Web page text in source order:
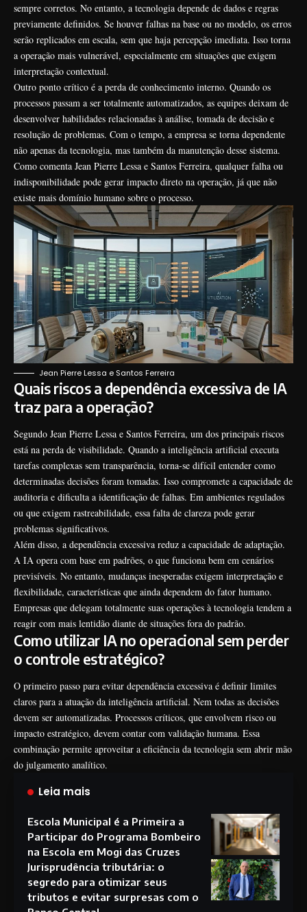
sempre corretos. No entanto, a tecnologia depende de dados e regras
previamente definidos. Se houver falhas na base ou no modelo, os erros
serão replicados em escala, sem que haja percepção imediata. Isso torna
a operação mais vulnerável, especialmente em situações que exigem
interpretação contextual.
Outro ponto crítico é a perda de conhecimento interno. Quando os
processos passam a ser totalmente automatizados, as equipes deixam de
desenvolver habilidades relacionadas à análise, tomada de decisão e
resolução de problemas. Com o tempo, a empresa se torna dependente
não apenas da tecnologia, mas também da manutenção desse sistema.
Como comenta Jean Pierre Lessa e Santos Ferreira, qualquer falha ou
indisponibilidade pode gerar impacto direto na operação, já que não
existe mais domínio humano sobre o processo.
Jean Pierre Lessa e Santos Ferreira
Quais riscos a dependência excessiva de IA
traz para a operação?
Segundo Jean Pierre Lessa e Santos Ferreira, um dos principais riscos
está na perda de visibilidade. Quando a inteligência artificial executa
tarefas complexas sem transparência, torna-se difícil entender como
determinadas decisões foram tomadas. Isso compromete a capacidade de
auditoria e dificulta a identificação de falhas. Em ambientes regulados
ou que exigem rastreabilidade, essa falta de clareza pode gerar
problemas significativos.
Além disso, a dependência excessiva reduz a capacidade de adaptação.
A IA opera com base em padrões, o que funciona bem em cenários
previsíveis. No entanto, mudanças inesperadas exigem interpretação e
flexibilidade, características que ainda dependem do fator humano.
Empresas que delegam totalmente suas operações à tecnologia tendem a
reagir com mais lentidão diante de situações fora do padrão.
Como utilizar IA no operacional sem perder
o controle estratégico?
O primeiro passo para evitar dependência excessiva é definir limites
claros para a atuação da inteligência artificial. Nem todas as decisões
devem ser automatizadas. Processos críticos, que envolvem risco ou
impacto estratégico, devem contar com validação humana. Essa
combinação permite aproveitar a eficiência da tecnologia sem abrir mão
do julgamento analítico.
Leia mais
Escola Municipal é a Primeira a
Participar do Programa Bombeiro
na Escola em Mogi das Cruzes
Jurisprudência tributária: o
segredo para otimizar seus
tributos e evitar surpresas com o